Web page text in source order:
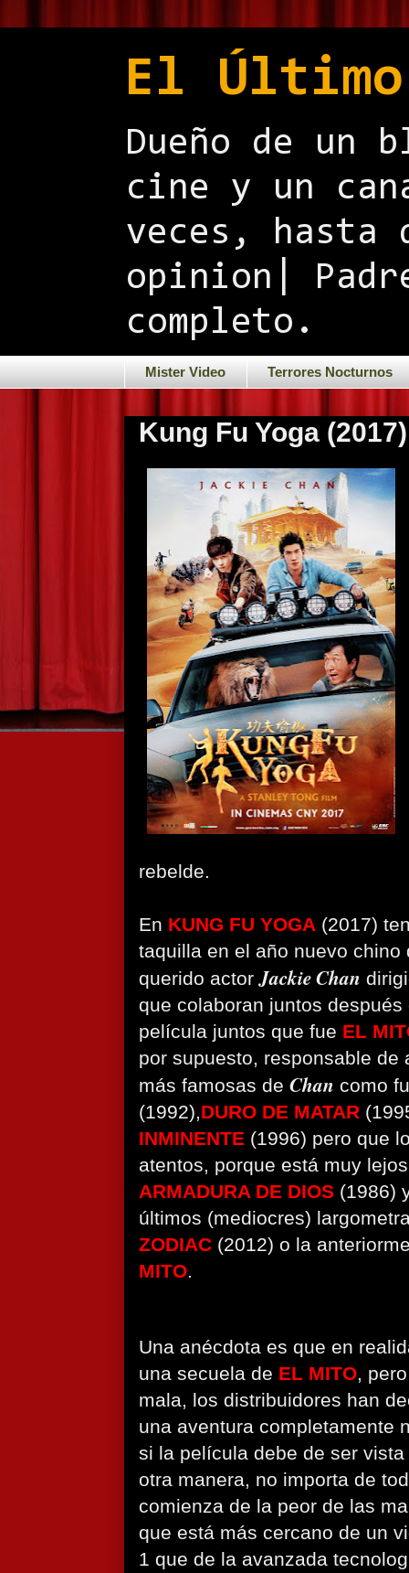
El
Dueño de un
cine y un
veces, hasta
opinion|
completo.
Mister Video Terrores Nocturnos
Kung Fu Yoga (2017)
rebelde.
En KUNG FU YOGA (2017)
taquilla en el año nuevo
querido actorJackie Chan
que colaboran juntos
película juntos que fue EL
por supuesto, responsable de
más famosas de Chan como
(1992),DURO DE MATAR
INMINENTE (1996) pero que
atentos, porque está muy
ARMADURA DE DIOS (1986)
últimos (mediocres)
ZODIAC (2012) o la
MITO.
Una anécdota es que en
una secuela de EL MITO,
mala, los distribuidores han
una aventura completamente
si la película debe de ser
otra manera, no importa de
comienza de la peor de las
que está más cercano de un
1 que de la avanzada